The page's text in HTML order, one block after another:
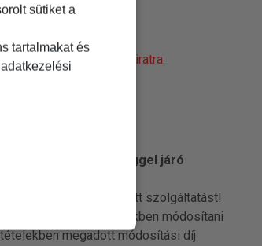
'Nem vagyok robot' feliratra.
fizetési kötelezettséggel járó
az összes választott szolgáltatást!
a későbbiekben módosítani
megadott módosítási díj
sütiket a
tartalmakat és